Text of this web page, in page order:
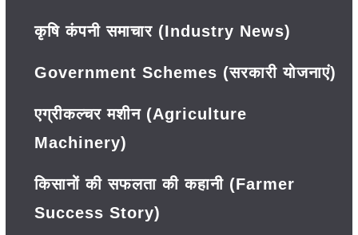
कृषि कंपनी समाचार (Industry News)
Government Schemes (सरकारी योजनाएं)
एग्रीकल्चर मशीन (Agriculture
Machinery)
किसानों की सफलता की कहानी (Farmer
Success Story)